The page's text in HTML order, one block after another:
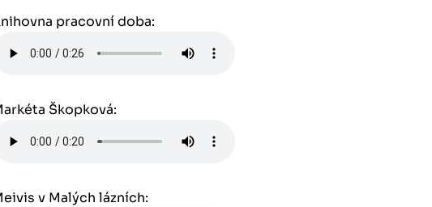
pracovní doba:
Škopková:
v Malých lázních: